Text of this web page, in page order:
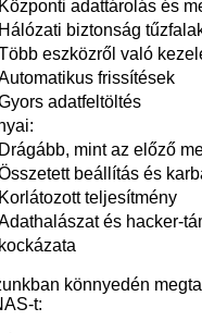
Központi adattárolás és
Hálózati biztonság
eszközről való
frissítések
adatfeltöltés
Drágább, mint az előző
beállítás és
Korlátozott teljesítmény
és hacker-
kockázata
könnyedén
t: